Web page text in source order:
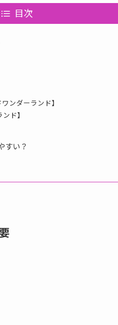
目次
ンダーランド】
ド】
すい？